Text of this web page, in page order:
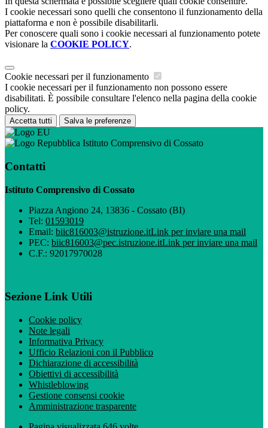
I cookie necessari sono quelli che consentono il funzionamento della
piattaforma e non è possibile disabilitarli.
Per conoscere quali sono i cookie necessari al funzionamento potete
visionare la COOKIE POLICY.
Cookie necessari per il funzionamento
I cookie necessari per il funzionamento non possono essere
disabilitati. È possibile consultare l'elenco nella pagina della cookie
policy.
Accetta tutti Salva le preferenze
Istituto Comprensivo di Cossato
Contatti
Istituto Comprensivo di Cossato
Piazza Angiono 24, 13836 - Cossato (BI)
Tel: 01593019
Email: biic816003@istruzione.itLink per inviare una mail
PEC: biic816003@pec.istruzione.itLink per inviare una mail
C.F.: 92017970028
Sezione Link Utili
Cookie policy
Note legali
Informativa Privacy
Ufficio Relazioni con il Pubblico
Dichiarazione di accessibilità
Obiettivi di accessibilità
Whistleblowing
Gestione consensi cookie
Amministrazione trasparente